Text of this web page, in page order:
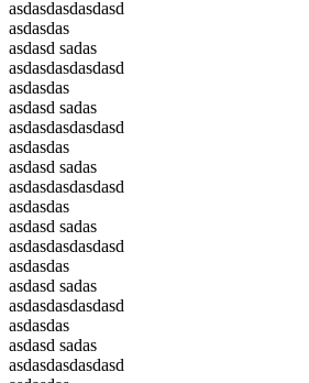
asdasdasdasdasd
asdasdas
asdasd sadas
asdasdasdasdasd
asdasdas
asdasd sadas
asdasdasdasdasd
asdasdas
asdasd sadas
asdasdasdasdasd
asdasdas
asdasd sadas
asdasdasdasdasd
asdasdas
asdasd sadas
asdasdasdasdasd
asdasdas
asdasd sadas
asdasdasdasdasd